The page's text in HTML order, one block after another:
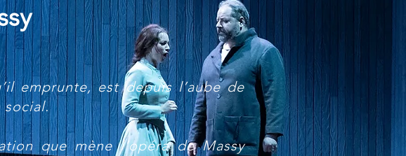
emprunte, est depuis l’aube de
que mène l’opéra de Massy